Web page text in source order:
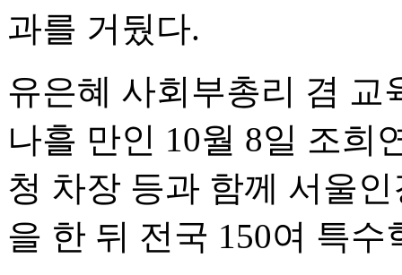
과를 거뒀다.
유은혜 사회부총리 겸 교
나흘 만인 10월 8일 조희
청 차장 등과 함께 서울
을 한 뒤 전국 150여 특